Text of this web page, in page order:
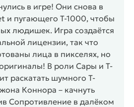
в игре! Они снова в
и пугающего T-1000, чтобы
людишек. Игра создаётся
лицензии, так что
лица в пикселях, но
В роли Сары и T-
раскатать шумного T-
Коннора – качнуть
Сопротивление в далёком